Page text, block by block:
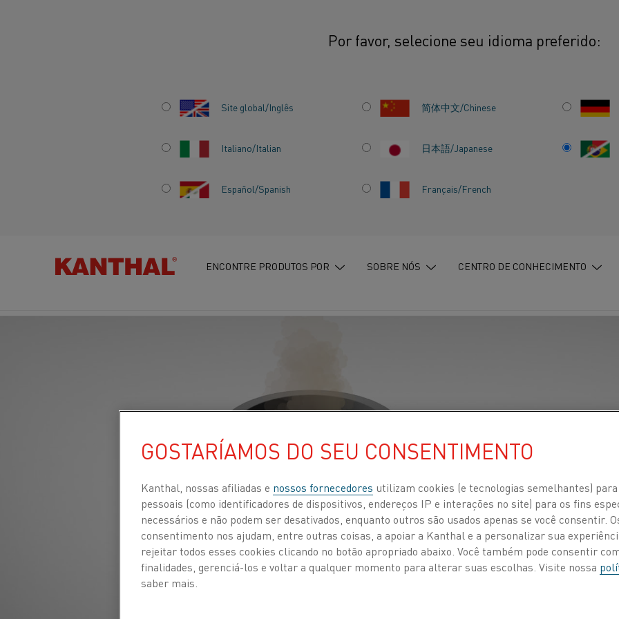
Por favor, selecione seu idioma preferido:
Site global/Inglês 简体中文/Chinese
Italiano/Italian 日本語/Japanese
Español/Spanish Français/French
ENCONTRE PRODUTOS POR SOBRE NÓS CENTRO DE CONHECIMENTO
Área de lingotamento
SECAGEM DE CADINHO
ELÉTRICO NO
PROCESSAMENTO DE
Quando se trata de
ânodo e cátodo, a
que podem ajudar a
trabalho mais
GOSTARÍAMOS DO SEU CONSENTIMENTO
Kanthal, nossas afiliadas e nossos fornecedores utilizam cookies (e tecnologias semelhantes)
pessoais (como identificadores de dispositivos, endereços IP e interações no site) para os fins
necessários e não podem ser desativados, enquanto outros são usados apenas se você consentir.
consentimento nos ajudam, entre outras coisas, a apoiar a Kanthal e a personalizar sua
rejeitar todos esses cookies clicando no botão apropriado abaixo. Você também pode consentir
finalidades, gerenciá-los e voltar a qualquer momento para alterar suas escolhas. Visite nossa
saber mais.